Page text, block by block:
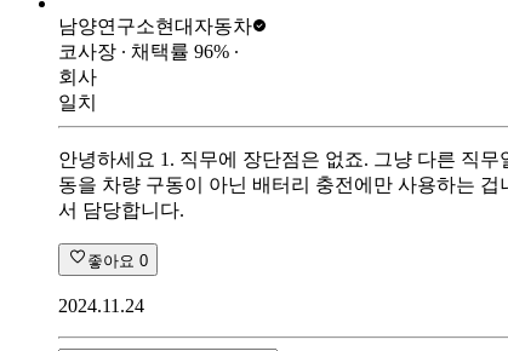
남양연구소현대자동차
코사장 ∙ 채택률 96% ∙
회사
일치
안녕하세요 1. 직무에 장단점은 없죠. 그냥 다른 직
동을 차량 구동이 아닌 배터리 충전에만 사용하는
서 담당합니다.
좋아요 0
2024.11.24